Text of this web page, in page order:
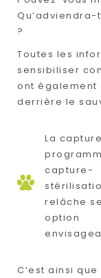
?
Toutes les
sensibiliser
ont également
derrière le
La
capture-
relâche
option
C’est ainsi